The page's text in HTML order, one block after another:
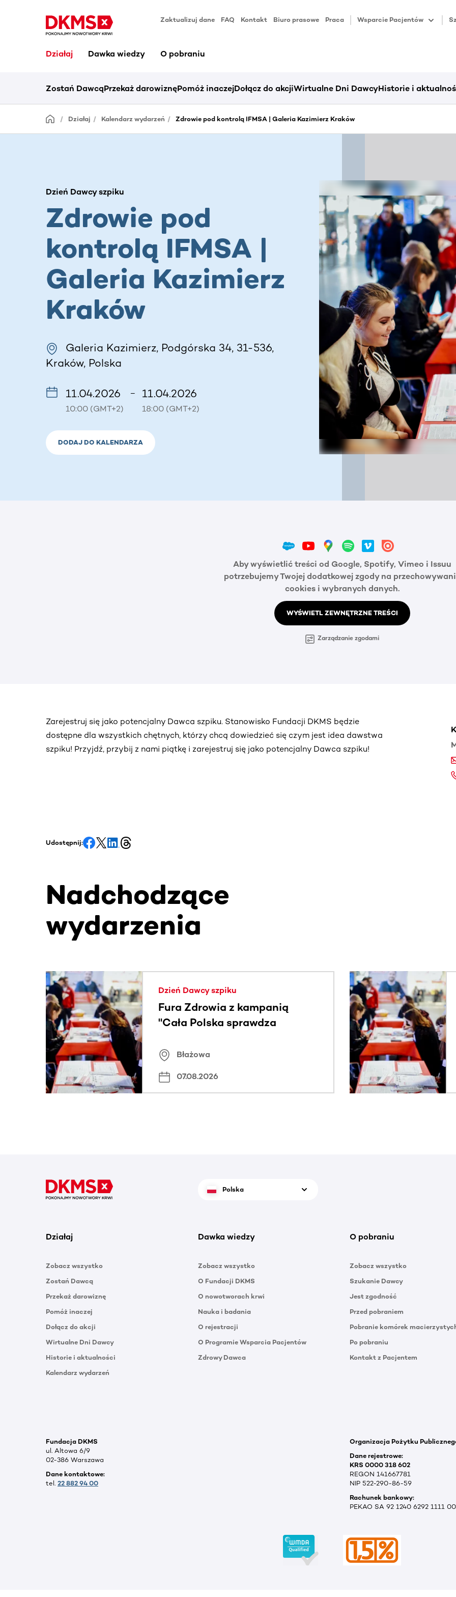
Zaktualizuj dane FAQ Kontakt Biuro prasowe Praca Wsparcie Pacjentów
Działaj Dawka wiedzy O pobraniu
Zostań DawcąPrzekaż darowiznęPomóż inaczejDołącz do akcjiWirtualne Dni DawcyHistorie i
Działaj Kalendarz wydarzeń Zdrowie pod kontrolą IFMSA | Galeria Kazimierz Kraków
Dzień Dawcy szpiku
Zdrowie pod
kontrolą IFMSA |
Galeria Kazimierz
Kraków
Galeria Kazimierz, Podgórska 34, 31-536,
Kraków, Polska
11.04.2026
10:00 (GMT+2)
– 11.04.2026
18:00 (GMT+2)
DODAJ DO KALENDARZA
Aby wyświetlić treści od Google, Spotify, Vimeo i Issuu
potrzebujemy Twojej dodatkowej zgody na
cookies i wybranych danych.
WYŚWIETL ZEWNĘTRZNE TREŚCI
Zarządzanie zgodami
Zarejestruj się jako potencjalny Dawca szpiku. Stanowisko Fundacji DKMS będzie
dostępne dla wszystkich chętnych, którzy chcą dowiedzieć się czym jest idea dawstwa
szpiku! Przyjdź, przybij z nami piątkę i zarejestruj się jako potencjalny Dawca szpiku!
Udostępnij:
Nadchodzące
wydarzenia
Ta sekcja zawiera treści przewijane w poziomie. Użyj klawisza Tab lub przesuń palcem, aby zobaczyć
Dzień Dawcy szpiku
Fura Zdrowia z kampanią
"Cała Polska sprawdza
Błażowa
07.08.2026
Polska
Działaj
Zobacz wszystko
Zostań Dawcą
Przekaż darowiznę
Pomóż inaczej
Dołącz do akcji
Wirtualne Dni Dawcy
Historie i aktualności
Kalendarz wydarzeń
Dawka wiedzy
Zobacz wszystko
O Fundacji DKMS
O nowotworach krwi
Nauka i badania
O rejestracji
O Programie Wsparcia Pacjentów
Zdrowy Dawca
O pobraniu
Zobacz wszystko
Szukanie Dawcy
Jest zgodność
Przed pobraniem
Pobranie komórek
Po pobraniu
Kontakt z Pacjentem
Fundacja DKMS
ul. Altowa 6/9
02-386 Warszawa
Dane kontaktowe:
tel. 22 882 94 00
Organizacja Pożytku
Dane rejestrowe:
KRS 0000 318 602
REGON 141667781
NIP 522-290-86-59
Rachunek bankowy:
PEKAO SA 92 1240 6292 1111